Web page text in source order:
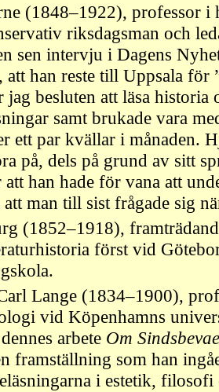
(1848–1922), professor i
riksdagsman och
sen intervju i Dagens
att han reste till Uppsala för
besluten att läsa historia
samt brukade vara
ett par kvällar i månaden.
på, dels på grund av sitt
han hade för vana att
att man till sist frågade sig
(1852–1918),
först vid
Lange (1834–1900),
vid Köpenhamns
arbete Om
framställning som han
i estetik,